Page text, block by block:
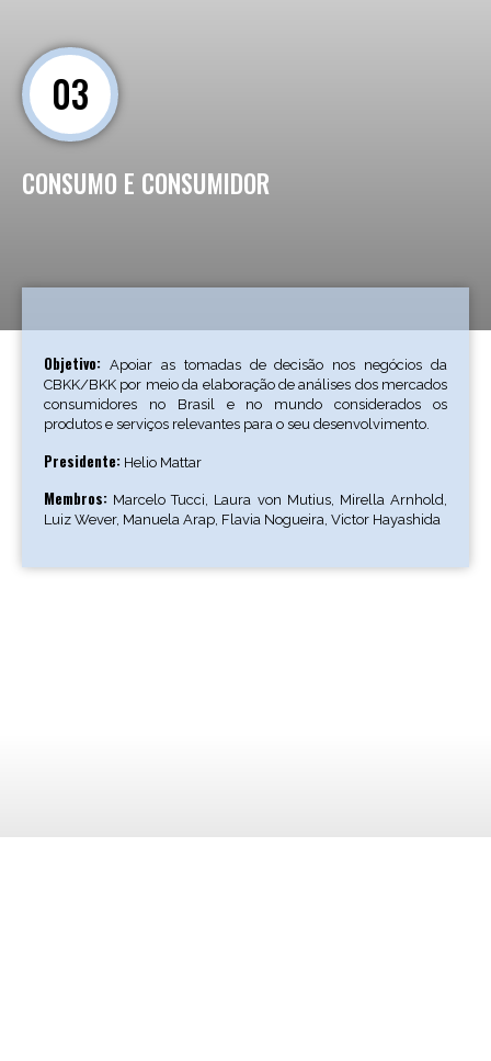
03
CONSUMO E CONSUMIDOR
Objetivo: Apoiar as tomadas de decisão nos negócios da
CBKK/BKK por meio da elaboração de análises dos mercados
consumidores no Brasil e no mundo considerados os
produtos e serviços relevantes para o seu desenvolvimento.
Presidente: Helio Mattar
Membros: Marcelo Tucci, Laura von Mutius, Mirella Arnhold,
Luiz Wever, Manuela Arap, Flavia Nogueira, Victor Hayashida